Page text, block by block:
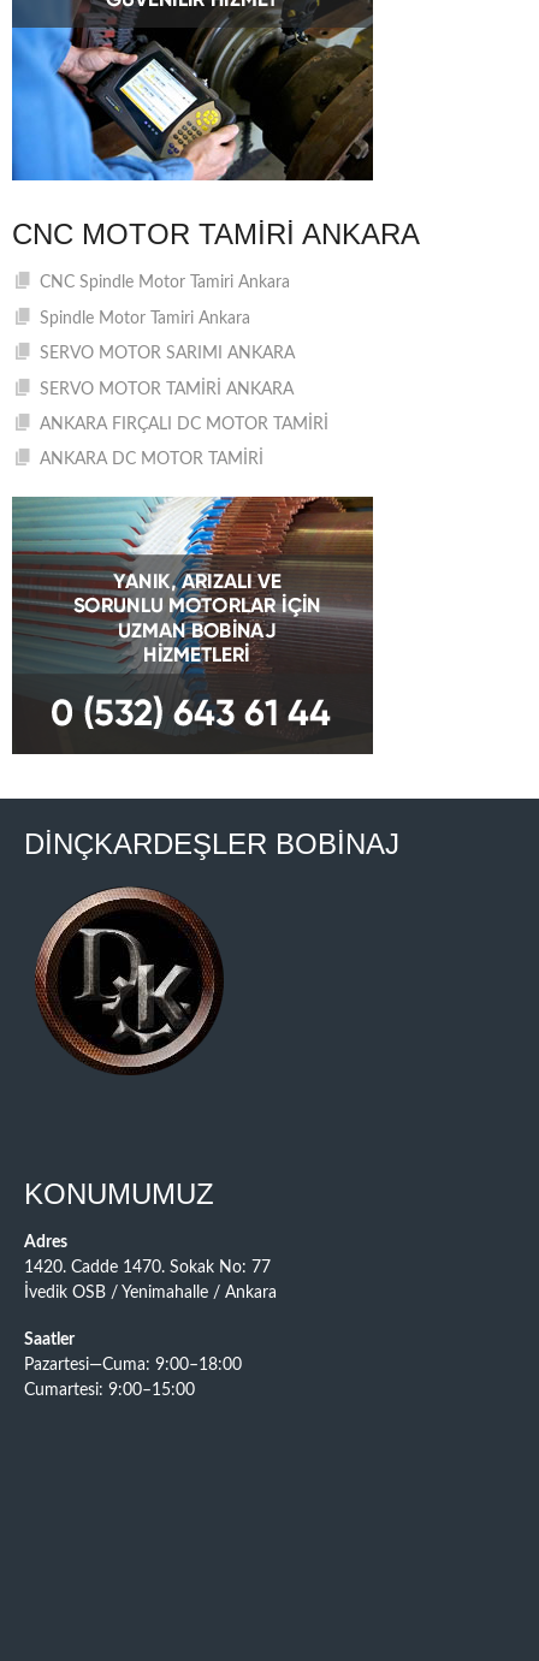
CNC MOTOR TAMIRI ANKARA
CNC Spindle Motor Tamiri Ankara
Spindle Motor Tamiri Ankara
SERVO MOTOR SARIMI ANKARA
SERVO MOTOR TAMİRİ ANKARA
ANKARA FIRÇALI DC MOTOR TAMİRİ
ANKARA DC MOTOR TAMİRİ
DİNÇKARDEŞLER BOBİNAJ
KONUMUMUZ
Adres
1420. Cadde 1470. Sokak No: 77
İvedik OSB / Yenimahalle / Ankara
Saatler
Pazartesi—Cuma: 9:00–18:00
Cumartesi: 9:00–15:00